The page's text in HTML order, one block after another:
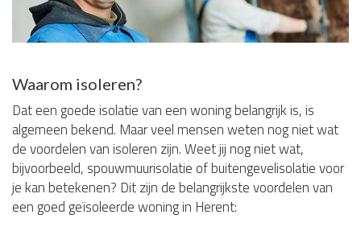
Waarom isoleren?
Dat een goede isolatie van een woning belangrijk is, is
algemeen bekend. Maar veel mensen weten nog niet wat
de voordelen van isoleren zijn. Weet jij nog niet wat,
bijvoorbeeld, spouwmuurisolatie of buitengevelisolatie voor
je kan betekenen? Dit zijn de belangrijkste voordelen van
een goed geïsoleerde woning in Herent: